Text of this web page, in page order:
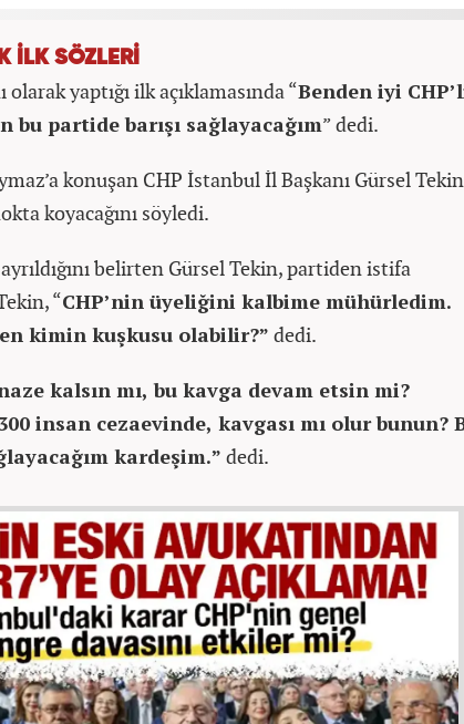
İLK SÖZLERİ
yaptığı ilk açıklamasında “Benden iyi
bu partide barışı sağlayacağım” dedi.
konuşan CHP İstanbul İl Başkanı Gürsel
koyacağını söyledi.
ayrıldığını belirten Gürsel Tekin, partiden istifa
“CHP’nin üyeliğini kalbime mühürledim.
kimin kuşkusu olabilir?” dedi.
kalsın mı, bu kavga devam etsin mi?
insan cezaevinde, kavgası mı olur bunun?
kardeşim.” dedi.